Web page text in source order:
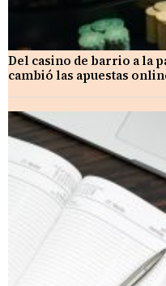
Del casino de barrio a la
cambió las apuestas